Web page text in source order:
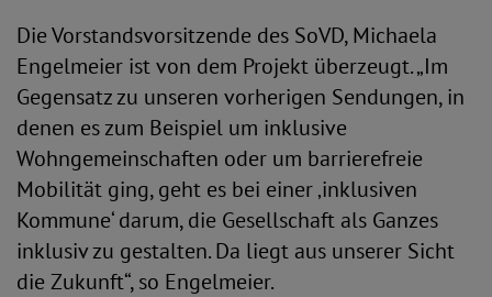
Die Vorstandsvorsitzende des SoVD, Michaela
Engelmeier ist von dem Projekt überzeugt. „Im
Gegensatz zu unseren vorherigen Sendungen, in
denen es zum Beispiel um inklusive
Wohngemeinschaften oder um barrierefreie
Mobilität ging, geht es bei einer ‚inklusiven
Kommune‘ darum, die Gesellschaft als Ganzes
inklusiv zu gestalten. Da liegt aus unserer Sicht
die Zukunft“, so Engelmeier.